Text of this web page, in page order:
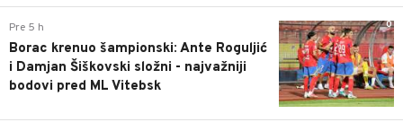
0
Pre 5 h
Borac krenuo šampionski: Ante Roguljić
i Damjan Šiškovski složni - najvažniji
bodovi pred ML Vitebsk